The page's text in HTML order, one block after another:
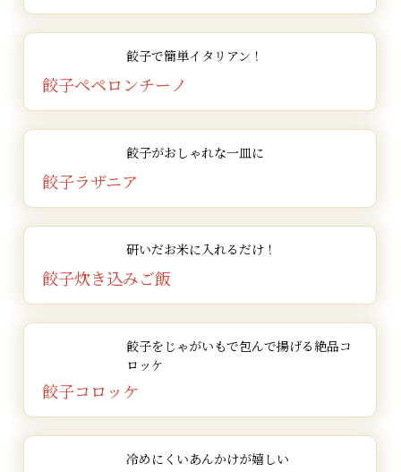
餃子で簡単イタリアン！
餃子ペペロンチーノ
餃子がおしゃれな一皿に
餃子ラザニア
研いだお米に入れるだけ！
餃子炊き込みご飯
餃子をじゃがいもで包んで揚げる絶品コ
ロッケ
餃子コロッケ
冷めにくいあんかけが嬉しい